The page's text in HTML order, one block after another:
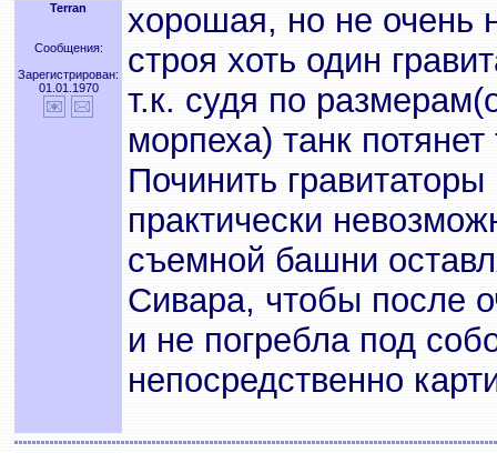
Terran
Сообщения:
Зарегистрирован:
01.01.1970
хорошая, но не очень
строя хоть один
т.к. судя по
морпеха) танк
Починить
практически
съемной башни
Сивара, чтобы после
и не погребла под
непосредственно